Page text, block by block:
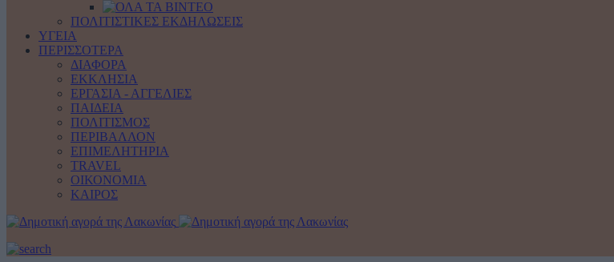
ΠΟΛΙΤΙΣΤΙΚΕΣ ΕΚΔΗΛΩΣΕΙΣ
ΥΓΕΙΑ
ΠΕΡΙΣΣΟΤΕΡΑ
ΔΙΑΦΟΡΑ
ΕΚΚΛΗΣΙΑ
ΕΡΓΑΣΙΑ - ΑΓΓΕΛΙΕΣ
ΠΑΙΔΕΙΑ
ΠΟΛΙΤΙΣΜΟΣ
ΠΕΡΙΒΑΛΛΟΝ
ΕΠΙΜΕΛΗΤΗΡΙΑ
TRAVEL
ΟΙΚΟΝΟΜΙΑ
ΚΑΙΡΟΣ